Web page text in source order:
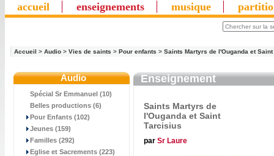
accueil enseignements musique
Accueil > Audio > Vies de saints > Pour enfants > Saints Martyrs de l'Ouganda et
Audio
Spécial Sr Emmanuel (10)
Belles productions (6)
Pour Enfants (102)
Jeunes (159)
Familles (292)
Eglise et Sacrements (223)
Enseignement
Saints Martyrs de
l'Ouganda et Saint
Tarcisius
par Sr Laure